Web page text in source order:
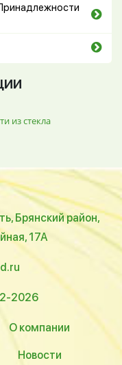
из стекла
Брянский район,
17А
2026
О компании
Новости